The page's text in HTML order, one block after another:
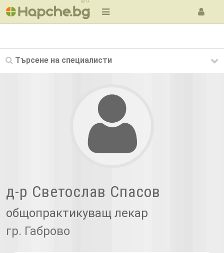
BETA
Търсене на специалисти
д-р Светослав Спасов
общопрактикуващ лекар
гр. Габрово